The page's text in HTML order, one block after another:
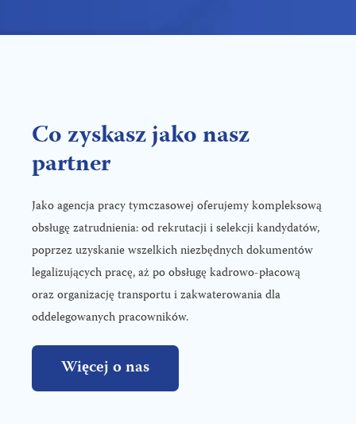
Co zyskasz jako nasz
partner
Jako agencja pracy tymczasowej oferujemy kompleksową
obsługę zatrudnienia: od rekrutacji i selekcji kandydatów,
poprzez uzyskanie wszelkich niezbędnych dokumentów
legalizujących pracę, aż po obsługę kadrowo-płacową
oraz organizację transportu i zakwaterowania dla
oddelegowanych pracowników.
Więcej o nas